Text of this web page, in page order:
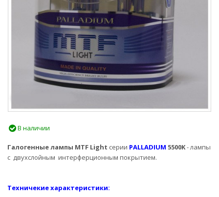
В наличии
Галогенные лампы MTF Light серии PALLADIUM 5500K- лампы
с двухслойным интерферционным покрытием.
Техничекие характеристики: